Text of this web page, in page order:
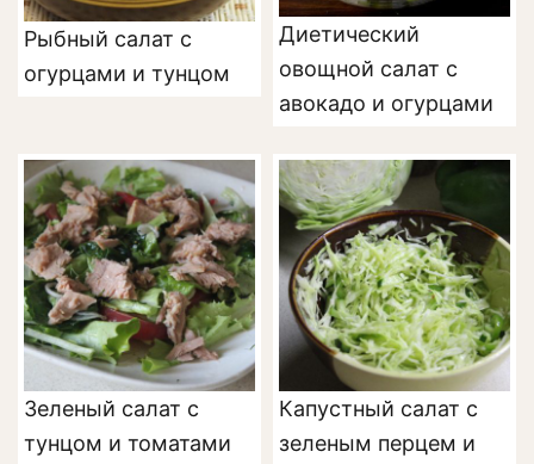
Рыбный салат с
огурцами и тунцом
Диетический
овощной салат с
авокадо и огурцами
Зеленый салат с
тунцом и томатами
Капустный салат с
зеленым перцем и